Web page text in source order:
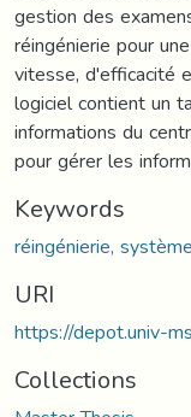
gestion des
réingénierie pour
vitesse, d'efficacité
logiciel contient un
informations du
pour gérer les
Keywords
réingénierie,
URI
https://depot.univ-
Collections